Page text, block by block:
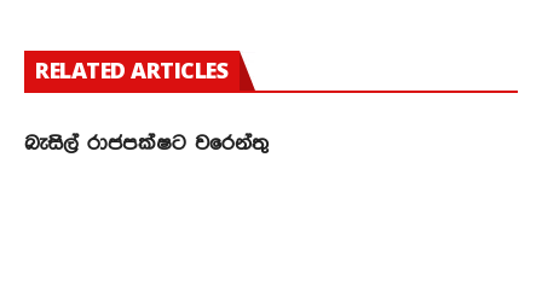
RELATED ARTICLES
බැසිල් රාජපක්ෂට වරෙන්තු